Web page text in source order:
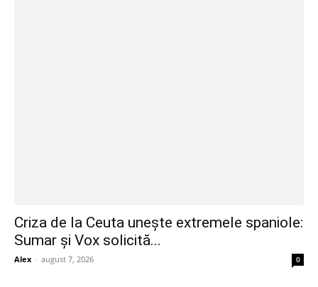
Criza de la Ceuta unește extremele spaniole:
Sumar și Vox solicită...
Alex - august 7, 2026 0